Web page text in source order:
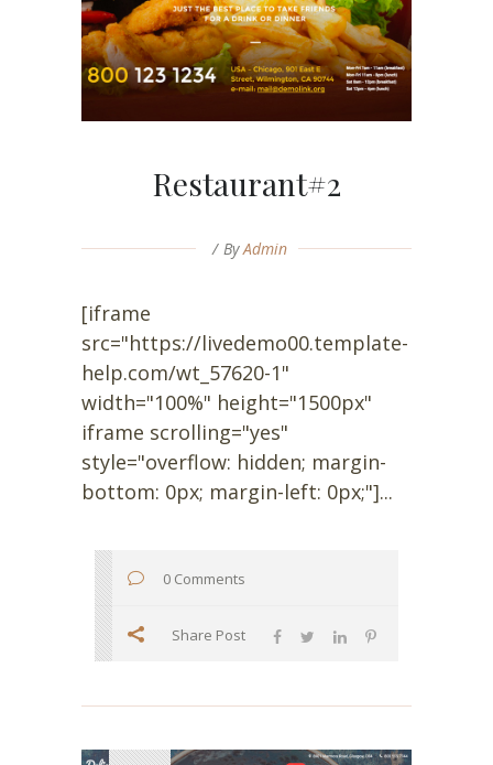
Restaurant#2
ByAdmin
[iframe
src="https://livedemo00.template-
help.com/wt_57620-1"
width="100%" height="1500px"
iframe scrolling="yes"
style="overflow: hidden; margin-
bottom: 0px; margin-left: 0px;"]...
0 Comments
Share Post